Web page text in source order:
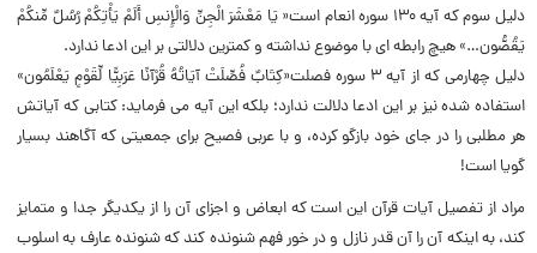
دلیل سوم که آیه ۱۳۰ سوره انعام است« ﻳَﺎ ﻣَﻌْﺸَﺮَ ﺍﻟْﺠِﻦِّ ﻭَﺍﻟْﺈِﻧﺲِ ﺃَﻟَﻢْ ﻳَﺄْﺗِﻜُﻢْ ﺭُﺳُﻞٌ ﻣِّﻨﻜُﻢْ
ﻳَﻘُﺼُّﻮﻥ…» هیچ رابطه ای با موضوع نداشته و کمترین دلالتی بر این ادعا ندارد.
دلیل چهارمی که از آیه ۳ سوره فصلت«ﻛِﺘَﺎﺏٌ ﻓُﺼِّﻠَﺖْ ﺁﻳَﺎﺗُﻪُ ﻗُﺮْﺁﻧًﺎ ﻋَﺮَﺑِﻴًّﺎ ﻟِّﻘَﻮْﻡٍ ﻳَﻌْﻠَﻤُﻮﻥ»
استفاده شده نیز بر این ادعا دلالت ندارد؛ بلکه این آیه می فرماید: کتابى که آیاتش
هر مطلبى را در جاى خود بازگو کرده، و با عربی فصیح براى جمعیتى که آگاهند بسیار
گویا است!
مراد از تفصیل آیات قرآن این است که ابعاض و اجزاى آن را از یکدیگر جدا و متمایز
کند، به اینکه آن را آن قدر نازل و در خور فهم شنونده کند که شنونده عارف به اسلوب